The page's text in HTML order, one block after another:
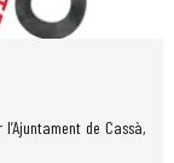
de Cassà,